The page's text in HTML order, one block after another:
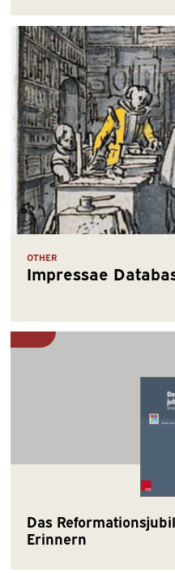
OTHER
Impressae
Das
Erinnern